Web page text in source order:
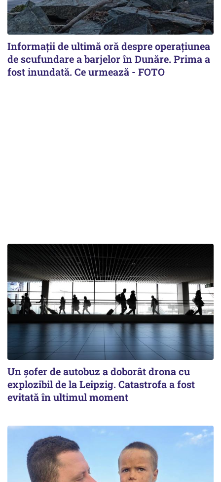
Informații de ultimă oră despre operațiunea
de scufundare a barjelor în Dunăre. Prima a
fost inundată. Ce urmează - FOTO
Un șofer de autobuz a doborât drona cu
explozibil de la Leipzig. Catastrofa a fost
evitată în ultimul moment